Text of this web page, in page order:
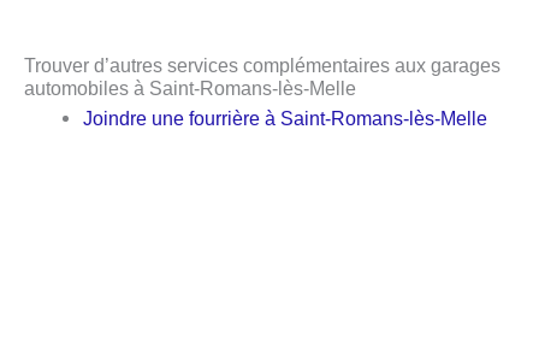
Trouver d’autres services complémentaires aux garages
automobiles à Saint-Romans-lès-Melle
Joindre une fourrière à Saint-Romans-lès-Melle